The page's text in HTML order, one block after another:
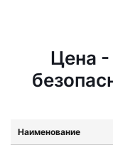
Цена
Наименование